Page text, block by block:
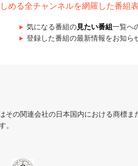
める全チャンネルを網羅した番組
気になる番組の見たい番組 一覧へ
登録した番組の最新情報をお知ら
の関連会社の日本国内における商標ま
。